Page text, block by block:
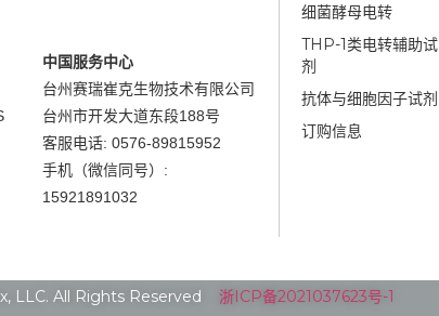
中国服务中心
台州赛瑞崔克生物技术有限公司
台州市开发大道东段188号
客服电话: 0576-89815952
手机（微信同号）:
15921891032
细菌酵母电转
THP-1类电转辅助试
剂
抗体与细胞因子试剂
订购信息
LLC. All Rights Reserved 浙ICP备2021037623号-1